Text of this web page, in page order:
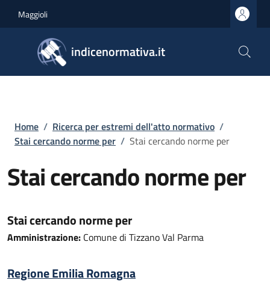
Maggioli
indicenormativa.it
Briciole di pane
Home / Ricerca per estremi dell'atto normativo /
Stai cercando norme per / Stai cercando norme per
Stai cercando norme per
Stai cercando norme per
Amministrazione: Comune di Tizzano Val Parma
Regione Emilia Romagna